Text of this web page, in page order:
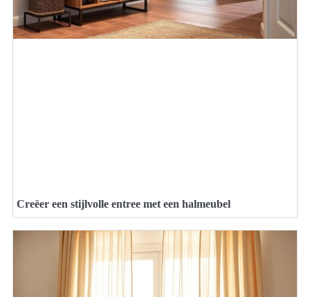
Creëer een stijlvolle entree met een halmeubel